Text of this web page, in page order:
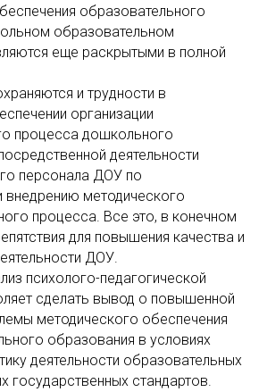
образовательного
образовательном
еще раскрытыми в полной
и трудности в
организации
процесса дошкольного
деятельности
персонала ДОУ по
методического
процесса. Все это, в конечном
для повышения качества и
ДОУ.
психолого-педагогической
сделать вывод о повышенной
методического обеспечения
образования в условиях
деятельности образовательных
государственных стандартов.